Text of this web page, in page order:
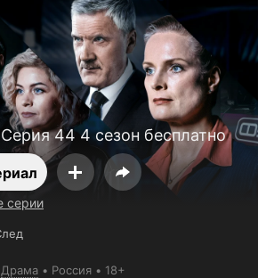
44 4 сезон бесплатно
серии
Драма Россия 18+
соглашение
Для партнёров
Ввести промокод
Бесплатные каналы Контакты